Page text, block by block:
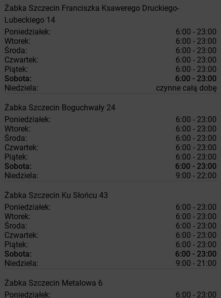
Żabka Szczecin Franciszka Ksawerego Druckiego-
Lubeckiego 14
Poniedziałek:
6:00 - 23:00
Wtorek:
6:00 - 23:00
Środa:
6:00 - 23:00
Czwartek:
6:00 - 23:00
Piątek:
6:00 - 23:00
Sobota:
6:00 - 23:00
Niedziela:
czynne całą dobę
Żabka Szczecin Boguchwały 24
Poniedziałek:
6:00 - 23:00
Wtorek:
6:00 - 23:00
Środa:
6:00 - 23:00
Czwartek:
6:00 - 23:00
Piątek:
6:00 - 23:00
Sobota:
6:00 - 23:00
Niedziela:
9:00 - 22:00
Żabka Szczecin Ku Słońcu 43
Poniedziałek:
6:00 - 23:00
Wtorek:
6:00 - 23:00
Środa:
6:00 - 23:00
Czwartek:
6:00 - 23:00
Piątek:
6:00 - 23:00
Sobota:
6:00 - 23:00
Niedziela:
9:00 - 21:00
Żabka Szczecin Metalowa 6
Poniedziałek:
6:00 - 23:00